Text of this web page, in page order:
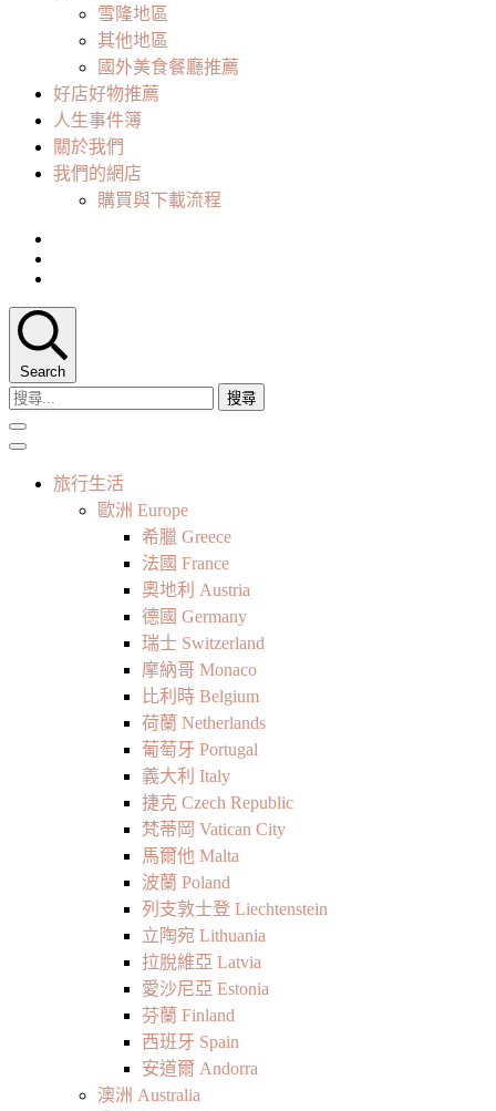
雪隆地區
其他地區
國外美食餐廳推薦
好店好物推薦
人生事件簿
關於我們
我們的網店
購買與下載流程
Search
搜
尋
關
旅行生活
歐洲 Europe
希臘 Greece
法國 France
奧地利 Austria
德國 Germany
瑞士 Switzerland
摩納哥 Monaco
比利時 Belgium
荷蘭 Netherlands
葡萄牙 Portugal
義大利 Italy
捷克 Czech Republic
梵蒂岡 Vatican City
馬爾他 Malta
波蘭 Poland
列支敦士登 Liechtenstein
立陶宛 Lithuania
拉脫維亞 Latvia
愛沙尼亞 Estonia
芬蘭 Finland
西班牙 Spain
安道爾 Andorra
澳洲 Australia